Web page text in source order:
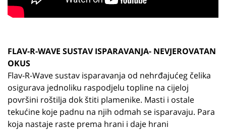
FLAV-R-WAVE SUSTAV ISPARAVANJA- NEVJEROVATAN
OKUS
Flav-R-Wave sustav isparavanja od nehrđajućeg čelika
osigurava jednoliku raspodjelu topline na cijeloj
površini roštilja dok štiti plamenike. Masti i ostale
tekućine koje padnu na njih odmah se isparavaju. Para
koja nastaje raste prema hrani i daje hrani